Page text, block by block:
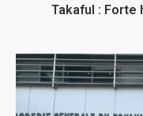
Takaful : Forte